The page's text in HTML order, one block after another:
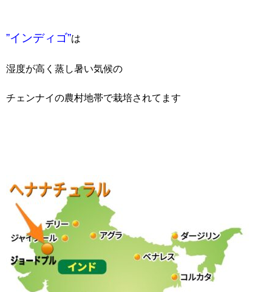
”インディゴ”は
湿度が高く蒸し暑い気候の
チェンナイの農村地帯で栽培されてます